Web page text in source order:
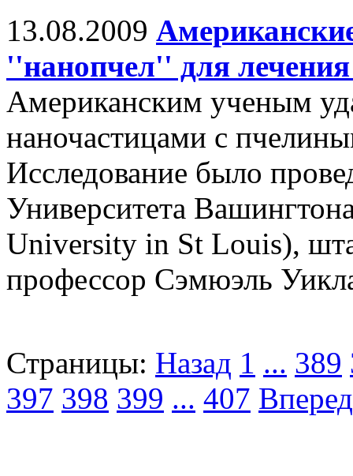
13.08.2009
''нанопчел'' для
Американским ученым
наночастицами с
Исследование было
Университета
University in St Louis),
профессор Сэмюэль
Страницы: Назад 1 ... 389
397 398 399 ... 407 Вперед